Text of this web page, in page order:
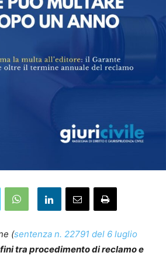
(sentenza n. 22791 del 6 luglio
tra procedimento di reclamo e